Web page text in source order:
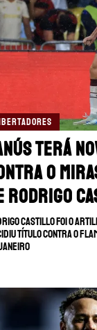
terá
o
Rodrigo
Castillo foi o
título contra o